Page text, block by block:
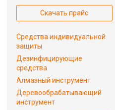
Скачать прайс
Средства индивидуальной
защиты
Дезинфицирующие
средства
Алмазный инструмент
Деревообрабатывающий
инструмент